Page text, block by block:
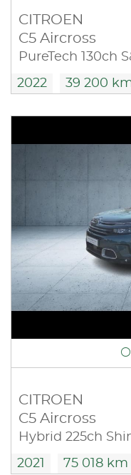
CITROEN
C5 Aircross
PureTech 130ch
2022 39 200
CITROEN
C5 Aircross
Hybrid 225ch
2021 75 018 km